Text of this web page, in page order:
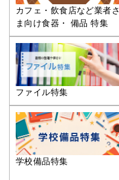
カフェ・飲食店など業者さ
ま向け食器・ 備品 特集
ファイル特集
学校備品特集